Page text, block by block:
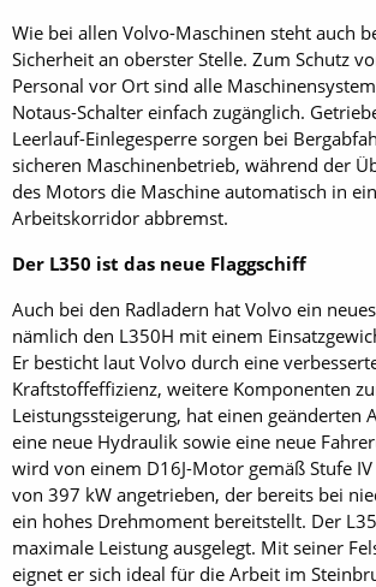
Wie bei allen Volvo-Maschinen steht auch
Sicherheit an oberster Stelle. Zum Schutz
Personal vor Ort sind alle
Notaus-Schalter einfach zugänglich.
Leerlauf-Einlegesperre sorgen bei
sicheren Maschinenbetrieb, während der
des Motors die Maschine automatisch in
Arbeitskorridor ab­bremst.
Der L350 ist das neue Flaggschiff
Auch bei den Radladern hat Volvo ein
nämlich den L350H mit einem
Er besticht laut Volvo durch eine
Kraftstoffeffizienz, weitere Komponenten
Leistungssteigerung, hat einen geänderten
eine neue Hydraulik sowie eine neue
wird von einem D16J-Motor gemäß Stufe
von 397 kW angetrieben, der bereits bei
ein hohes Drehmoment bereitstellt. Der
maximale Leistung ausgelegt. Mit seiner
eignet er sich ideal für die Arbeit im